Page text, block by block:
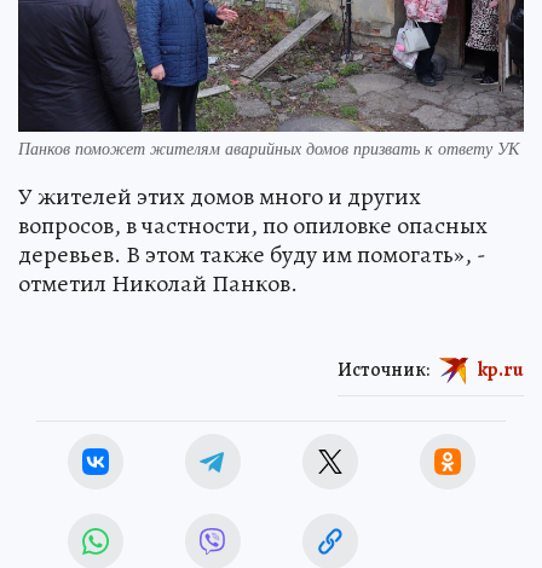
Панков поможет жителям аварийных домов призвать к ответу УК
У жителей этих домов много и других
вопросов, в частности, по опиловке опасных
деревьев. В этом также буду им помогать», -
отметил Николай Панков.
Источник: kp.ru